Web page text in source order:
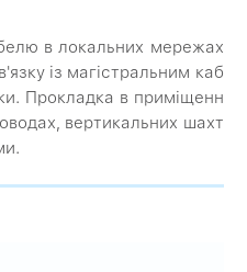
в локальних мережах
із магістральним каб
Прокладка в приміщенн
вертикальних шахт